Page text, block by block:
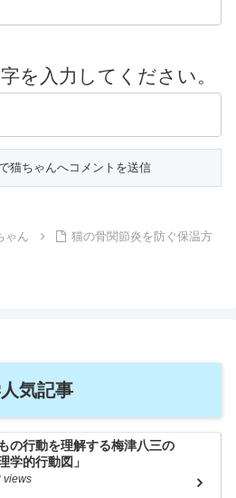
を入力してください。
ゃん
猫の骨関節炎を防ぐ保温方
気記事
の行動を理解する梅津八三の
学的行動図」
views